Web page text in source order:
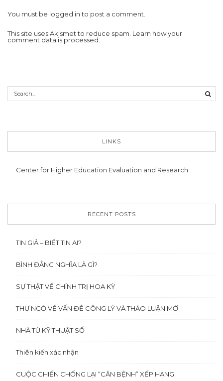
You must be logged into post a comment.
This site uses Akismet to reduce spam. Learn how your
comment data is processed.
LINKS
Center for Higher Education Evaluation and Research
RECENT POSTS
TIN GIẢ – BIẾT TIN AI?
BÌNH ĐẲNG NGHĨA LÀ GÌ?
SỰ THẬT VỀ CHÍNH TRỊ HOA KỲ
THƯ NGỎ VỀ VẤN ĐỀ CÔNG LÝ VÀ THẢO LUẬN MỞ
NHÀ TÙ KỸ THUẬT SỐ
Thiên kiến xác nhận
CUỘC CHIẾN CHỐNG LẠI “CĂN BỆNH” XẾP HẠNG